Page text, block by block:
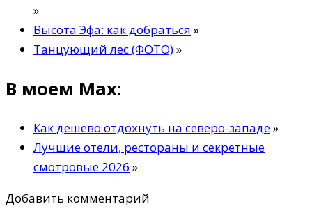
»
Высота Эфа: как добраться »
Танцующий лес (ФОТО)»
В моем Max:
Как дешево отдохнуть на северо-западе»
Лучшие отели, рестораны и секретные
смотровые 2026 »
Добавить комментарий